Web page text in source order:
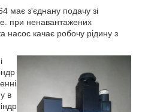
має з'єднану подачу зі
при ненавантажених
насос качає робочу рідину з
в